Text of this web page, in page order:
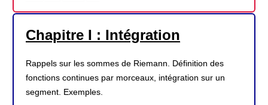
Chapitre I : Intégration
Rappels sur les sommes de Riemann. Définition des
fonctions continues par morceaux, intégration sur un
segment. Exemples.